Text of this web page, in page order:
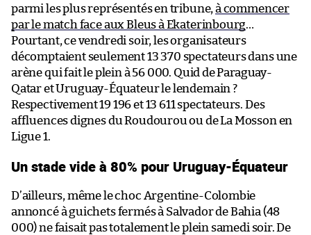
parmi les plus représentés en tribune, à commencer
par le match face aux Bleus à Ekaterinbourg…
Pourtant, ce vendredi soir, les organisateurs
décomptaient seulement 13 370 spectateurs dans une
arène qui fait le plein à 56 000. Quid de Paraguay-
Qatar et Uruguay-Équateur le lendemain ?
Respectivement 19 196 et 13 611 spectateurs. Des
affluences dignes du Roudourou ou de La Mosson en
Ligue 1.
Un stade vide à 80% pour Uruguay-Équateur
D’ailleurs, même le choc Argentine-Colombie
annoncé à guichets fermés à Salvador de Bahia (48
000) ne faisait pas totalement le plein samedi soir. De